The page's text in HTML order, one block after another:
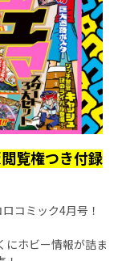
覧権つき付録
コミック4月号！
にホビー情報が詰ま